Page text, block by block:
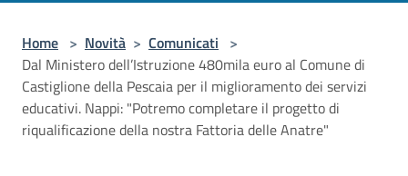
Home > Novità > Comunicati >
Dal Ministero dell’Istruzione 480mila euro al Comune di
Castiglione della Pescaia per il miglioramento dei servizi
educativi. Nappi: "Potremo completare il progetto di
riqualificazione della nostra Fattoria delle Anatre"